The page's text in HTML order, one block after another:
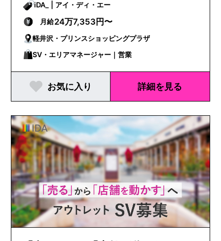
iDA_ | アイ・ディ・エー
月給24万7,353円〜
軽井沢・プリンスショッピングプラザ
SV・エリアマネージャー｜営業
お気に入り 詳細を見る